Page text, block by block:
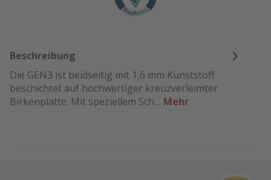
Beschreibung
Die GEN3 ist beidseitig mit 1,6 mm Kunststoff
beschichtet auf hochwertiger kreuzverleimter
Birkenplatte. Mit speziellem Sch… Mehr